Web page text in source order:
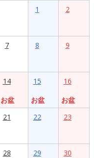
1 2
7 8 9
14
お盆
15
お盆
16
お盆
21 22 23
28 29 30